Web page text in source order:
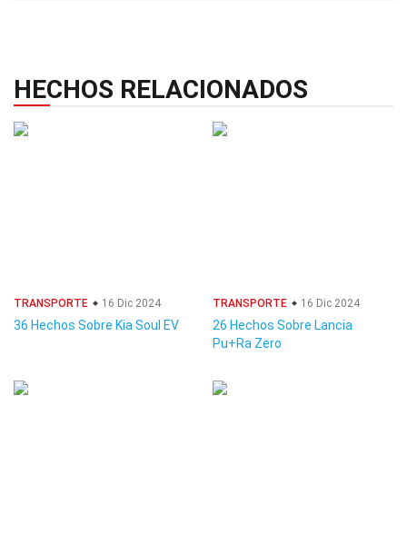
HECHOS RELACIONADOS
TRANSPORTE 16 Dic 2024
36 Hechos Sobre Kia Soul EV
TRANSPORTE 16 Dic 2024
26 Hechos Sobre Lancia
Pu+Ra Zero